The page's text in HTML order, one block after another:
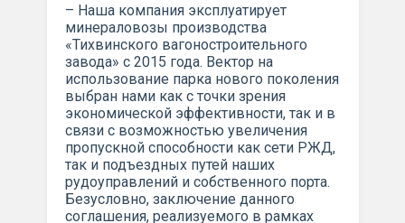
– Наша компания эксплуатирует
минераловозы производства
«Тихвинского вагоностроительного
завода» с 2015 года. Вектор на
использование парка нового поколения
выбран нами как с точки зрения
экономической эффективности, так и в
связи с возможностью увеличения
пропускной способности как сети РЖД,
так и подъездных путей наших
рудоуправлений и собственного порта.
Безусловно, заключение данного
соглашения, реализуемого в рамках